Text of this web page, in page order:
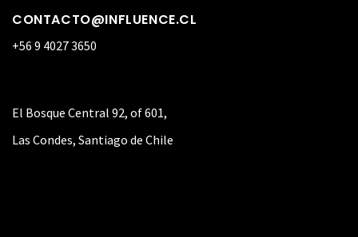
CONTACTO@INFLUENCE.CL
+56 9 4027 3650
El Bosque Central 92, of 601,
Las Condes, Santiago de Chile